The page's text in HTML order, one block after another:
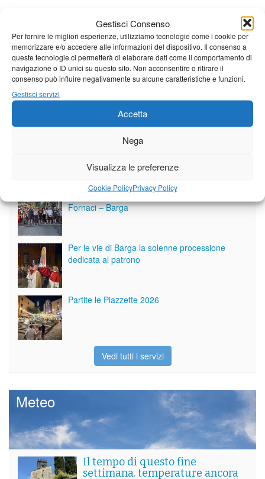
Gestisci Consenso
Per fornire le migliori esperienze, utilizziamo tecnologie come i cookie per
memorizzare e/o accedere alle informazioni del dispositivo. Il consenso a
queste tecnologie ci permetterà di elaborare dati come il comportamento di
navigazione o ID unici su questo sito. Non acconsentire o ritirare il
consenso può influire negativamente su alcune caratteristiche e funzioni.
Gestisci servizi
Accetta
Nega
Visualizza le preferenze
Cookie PolicyPrivacy Policy
Giornale di Barga Tv
Tutto bene per la rievocazione della corsa
Fornaci – Barga
Per le vie di Barga la solenne processione
dedicata al patrono
Partite le Piazzette 2026
Vedi tutti i servizi
Meteo
Il tempo di questo fine
settimana. temperature ancora